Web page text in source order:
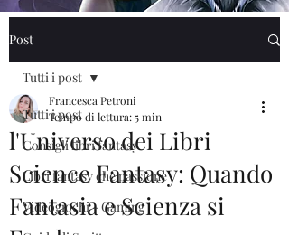
Post
Tutti i post
Consigli libri fantasy
Libri fantasy che passione
Videogiochi - Gaming
Tutti i post
l'Universo dei Libri
Science Fantasy: Quando
Fantasia e Scienza si
Francesca Petroni
Tempo di lettura: 5 min